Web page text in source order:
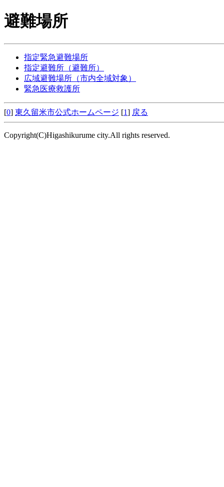
避難場所
指定緊急避難場所
指定避難所（避難所）
広域避難場所（市内全域対象）
緊急医療救護所
[0] 東久留米市公式ホームページ [1] 戻る
Copyright(C)Higashikurume city.All rights reserved.